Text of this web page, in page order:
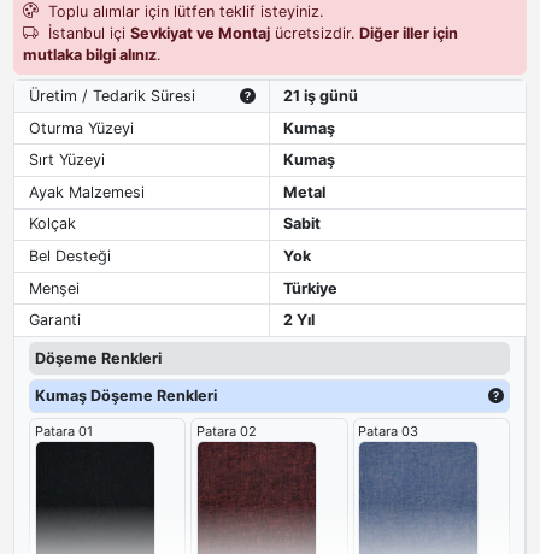
Toplu alımlar için lütfen teklif isteyiniz.
İstanbul içi Sevkiyat ve Montajücretsizdir. Diğer iller için
mutlaka bilgi alınız.
Üretim / Tedarik Süresi
21 iş günü
Oturma Yüzeyi
Kumaş
Sırt Yüzeyi
Kumaş
Ayak Malzemesi
Metal
Kolçak
Sabit
Bel Desteği
Yok
Menşei
Türkiye
Garanti
2 Yıl
Döşeme Renkleri
Kumaş Döşeme Renkleri
Patara 01 Patara 02 Patara 03